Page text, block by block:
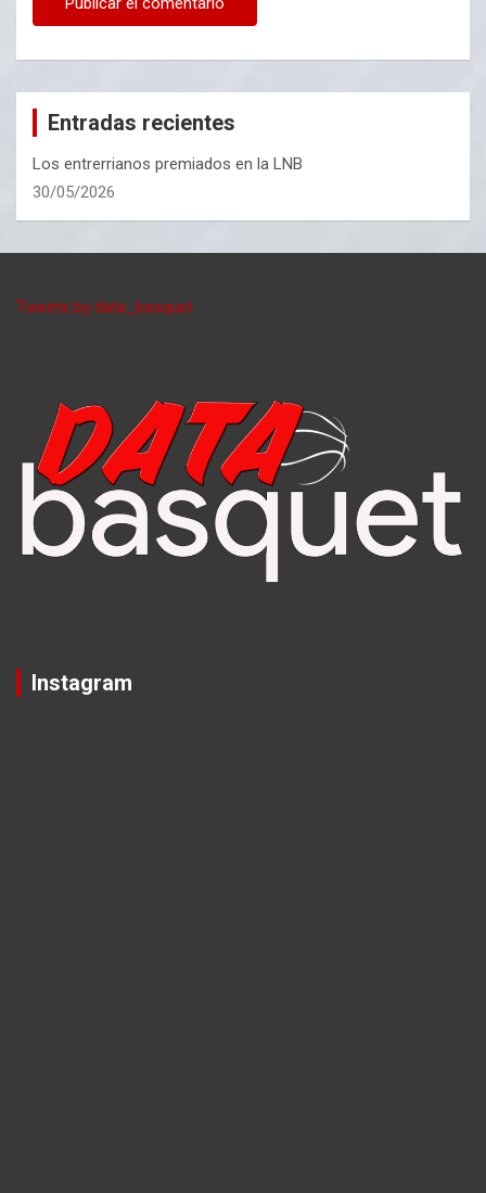
Entradas recientes
Los entrerrianos premiados en la LNB
30/05/2026
Tweets by data_basquet
Instagram